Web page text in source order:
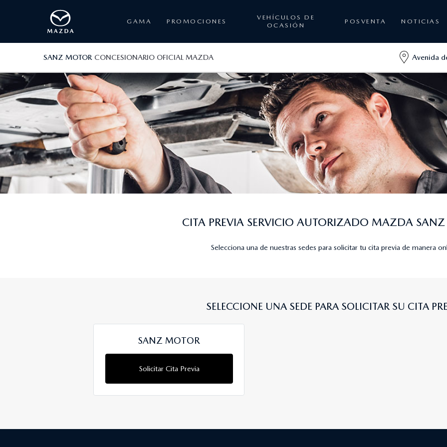
GAMA PROMOCIONES
VEHÍCULOS DE
OCASIÓN
POSVENTA NOTICIAS
SANZ MOTOR CONCESIONARIO OFICIAL MAZDA Avenida
CITA PREVIA SERVICIO AUTORIZADO MAZDA
Selecciona una de nuestras sedes para solicitar tu cita previa de manera
SELECCIONE UNA SEDE PARA SOLICITAR SU CITA
SANZ MOTOR
Solicitar Cita Previa